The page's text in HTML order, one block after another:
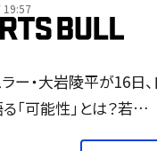
19:57
ー・大岩陵平が16日
「可能性」とは？若…